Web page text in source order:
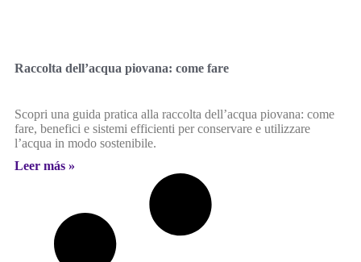
Raccolta dell’acqua piovana: come fare
Scopri una guida pratica alla raccolta dell’acqua piovana: come
fare, benefici e sistemi efficienti per conservare e utilizzare
l’acqua in modo sostenibile.
Leer más »